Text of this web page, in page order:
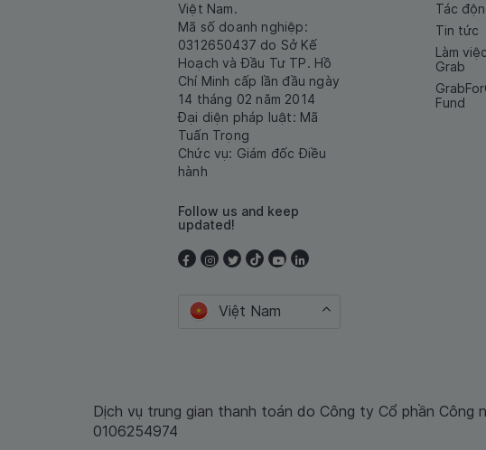
Việt Nam.
Mã số doanh nghiệp:
0312650437 do Sở Kế
Hoạch và Đầu Tư TP. Hồ
Chí Minh cấp lần đầu ngày
14 tháng 02 năm 2014
Đại diện pháp luật: Mã
Tuấn Trọng
Chức vụ: Giám đốc Điều
hành
Follow us and keep
updated!
Việt Nam
Tác
Tin tức
Làm
Grab
Fund
Dịch vụ trung gian thanh toán do Công ty Cổ phần Công
0106254974